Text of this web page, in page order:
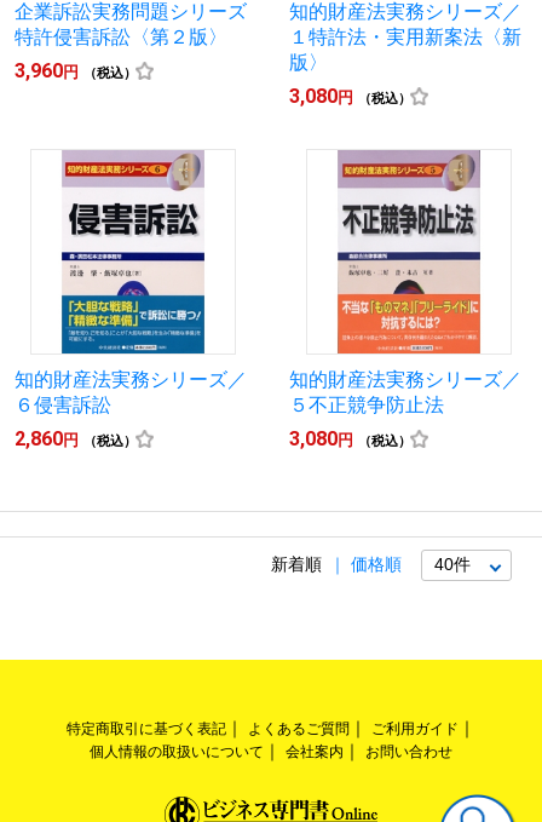
企業訴訟実務問題シリーズ
特許侵害訴訟〈第２版〉
3,960円 （税込）
知的財産法実務シリーズ／
１特許法・実用新案法〈新
版〉
3,080円 （税込）
知的財産法実務シリーズ／
６侵害訴訟
2,860円 （税込）
知的財産法実務シリーズ／
５不正競争防止法
3,080円 （税込）
新着順 価格順
特定商取引に基づく表記 よくあるご質問
ご利用ガイド
個人情報の取扱いについて
会社案内 お問い合わせ